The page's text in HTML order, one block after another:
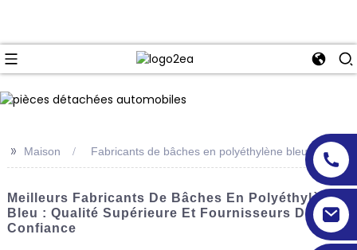
>> Maison Fabricants de bâches en polyéthylène bleu
Meilleurs Fabricants De Bâches En Polyéthylène
Bleu : Qualité Supérieure Et Fournisseurs De
Confiance